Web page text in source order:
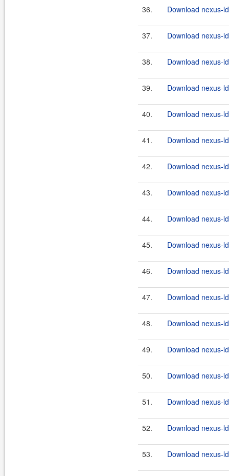
36. Download nexus-
37. Download nexus-
38. Download nexus-
39. Download nexus-
40. Download nexus-
41. Download nexus-
42. Download nexus-
43. Download nexus-
44. Download nexus-
45. Download nexus-
46. Download nexus-
47. Download nexus-
48. Download nexus-
49. Download nexus-
50. Download nexus-
51. Download nexus-
52. Download nexus-
53. Download nexus-